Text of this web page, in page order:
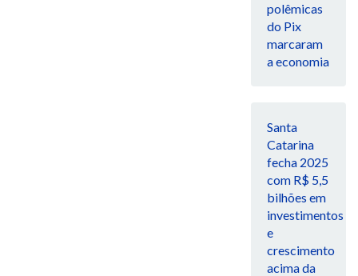
polêmicas
do Pix
marcaram
a economia
Santa
Catarina
fecha 2025
com R$ 5,5
bilhões em
investimentos
e
crescimento
acima da